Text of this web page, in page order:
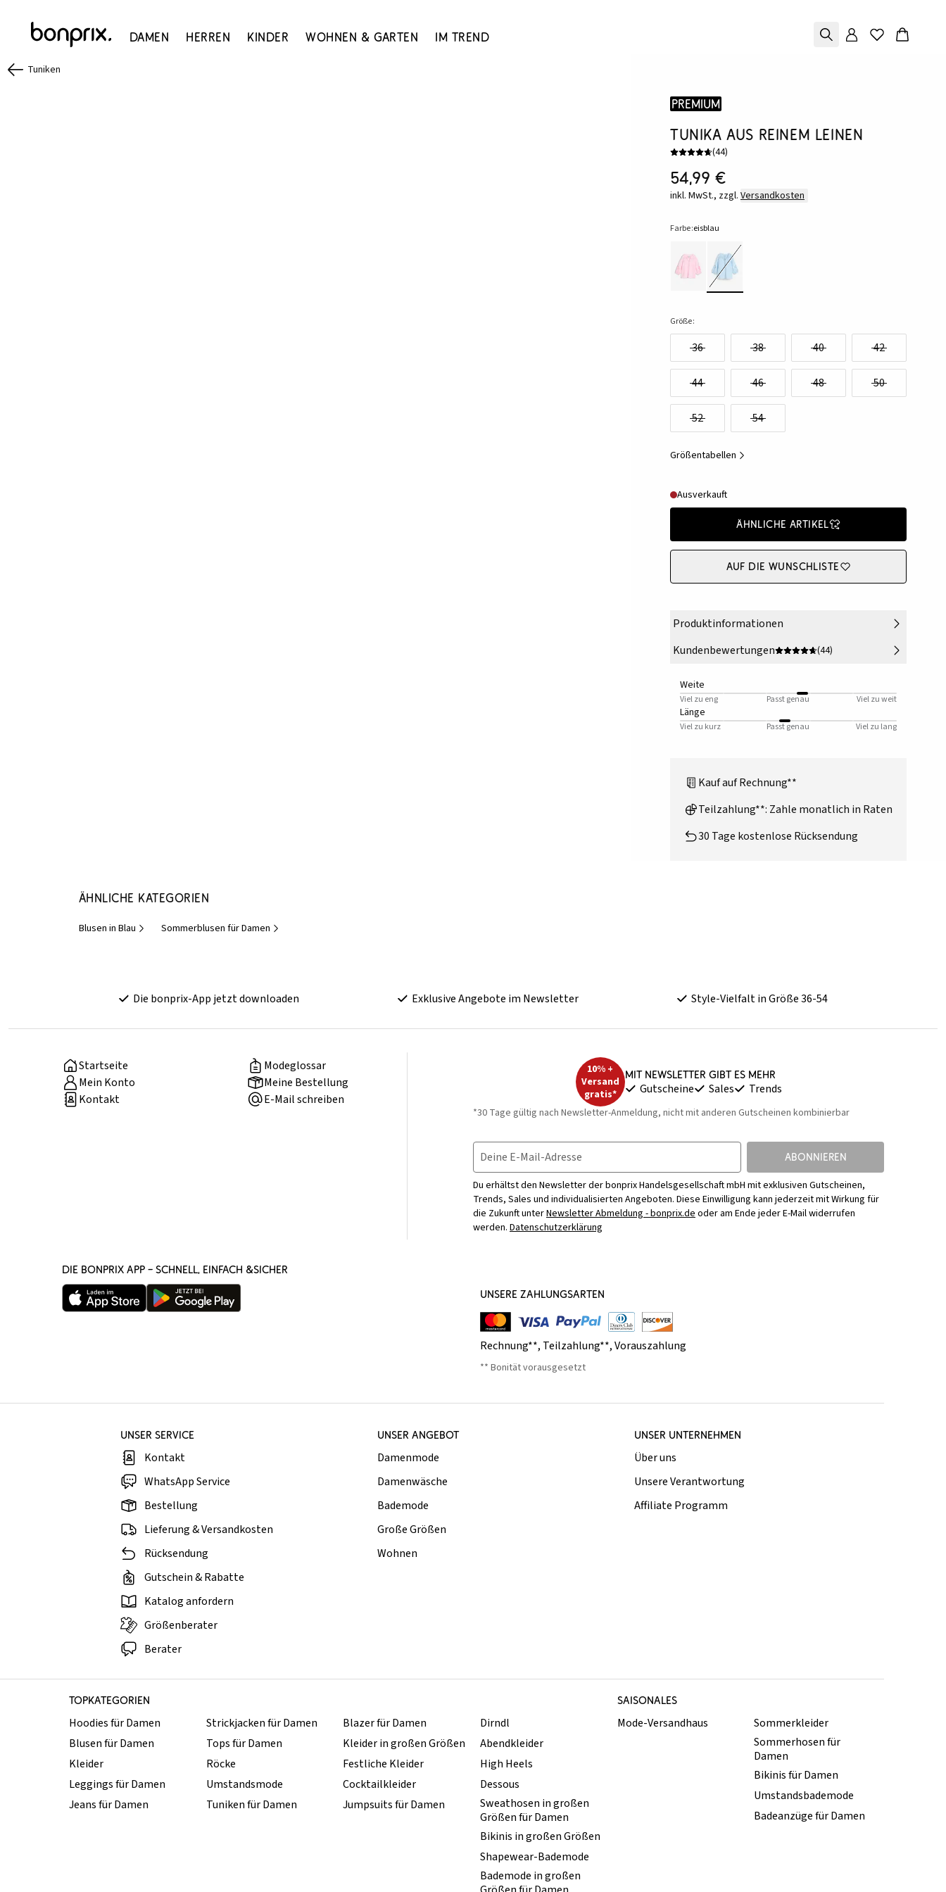
Damen Herren Kinder Wohnen & Garten Im Trend
Tuniken
Premium
Tunika aus reinem Leinen
(44)
54,99 €
inkl. MwSt., zzgl. Versandkosten
Farbe:eisblau
Größe:
36 38 40 42
44 46 48 50
52 54
Größentabellen
Ausverkauft
Ähnliche Artikel
Auf die Wunschliste
Produktinformationen
Kundenbewertungen
(44)
Weite
Viel zu eng Passt genau Viel zu weit
Länge
Viel zu kurz Passt genau Viel zu lang
Kauf auf Rechnung**
Teilzahlung**: Zahle monatlich in Raten
30 Tage kostenlose Rücksendung
Ähnliche Kategorien
Blusen in Blau Sommerblusen für Damen
Die bonprix-App jetzt downloaden Exklusive Angebote im Newsletter Style-Vielfalt in Größe 36-54
Startseite
Modeglossar
Mein Konto
Meine Bestellung
Kontakt
E-Mail schreiben
10% +
Versand
gratis*
Mit Newsletter gibt es mehr
Gutscheine Sales Trends
*30 Tage gültig nach Newsletter-Anmeldung, nicht mit anderen Gutscheinen kombinierbar
Deine E-Mail-Adresse ABONNIEREN
Du erhältst den Newsletter der bonprix Handelsgesellschaft mbH mit exklusiven Gutscheinen,
Trends, Sales und individualisierten Angeboten. Diese Einwilligung kann jederzeit mit Wirkung für
die Zukunft unterNewsletter Abmeldung - bonprix.deoder am Ende jeder E-Mail widerrufen
werden. Datenschutzerklärung
DIE BONPRIX APP – SCHNELL, EINFACH &SICHER
UNSERE ZAHLUNGSARTEN
Rechnung**, Teilzahlung**,Vorauszahlung
** Bonität vorausgesetzt
UNSER SERVICE
Kontakt
WhatsApp Service
Bestellung
Lieferung & Versandkosten
Rücksendung
Gutschein & Rabatte
Katalog anfordern
Größenberater
Berater
UNSER ANGEBOT
Damenmode
Damenwäsche
Bademode
Große Größen
Wohnen
UNSER UNTERNEHMEN
Über uns
Unsere Verantwortung
Affiliate Programm
TOPKATEGORIEN SAISONALES
Hoodies für Damen
Blusen für Damen
Kleider
Leggings für Damen
Jeans für Damen
Strickjacken für Damen
Tops für Damen
Röcke
Umstandsmode
Tuniken für Damen
Blazer für Damen
Kleider in großen Größen
Festliche Kleider
Cocktailkleider
Jumpsuits für Damen
Dirndl
Abendkleider
High Heels
Dessous
Sweathosen in großen
Größen für Damen
Mode-Versandhaus
Sommerkleider
Sommerhosen für
Damen
Bikinis für Damen
Umstandsbademode
Badeanzüge für Damen
Bikinis in großen Größen
Shapewear-Bademode
Bademode in großen